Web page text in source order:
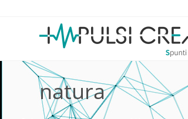
natura